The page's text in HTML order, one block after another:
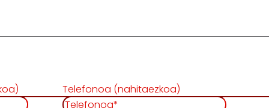
Telefonoa (nahitaezkoa)